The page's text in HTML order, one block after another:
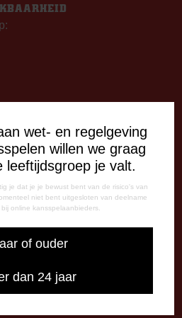
wet- en regelgeving
willen we graag
leeftijdsgroep je valt.
je dat je je bewust bent van de risico's van
niet bent uitgesloten van deelname
online kansspelaanbieders.
of ouder
dan 24 jaar